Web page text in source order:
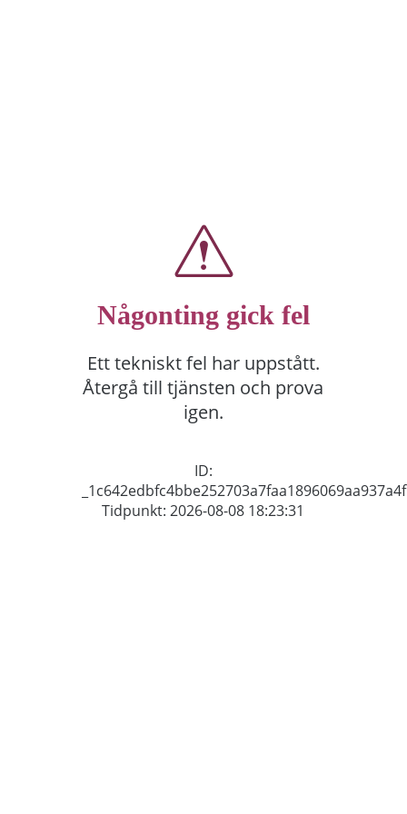
Någonting gick fel
Ett tekniskt fel har uppstått.
Återgå till tjänsten och prova
igen.
ID:
_1c642edbfc4bbe252703a7faa1896069aa937a4f
Tidpunkt: 2026-08-08 18:23:31